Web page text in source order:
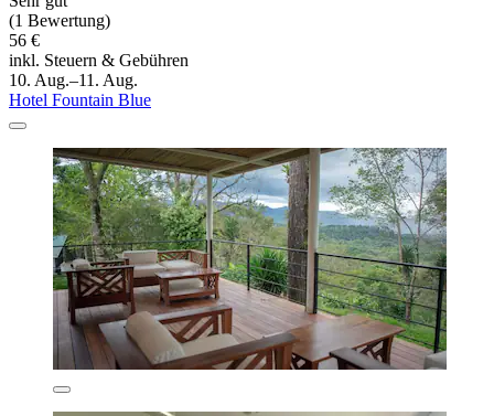
(1 Bewertung)
56 €
inkl. Steuern & Gebühren
10. Aug.–11. Aug.
Hotel Fountain Blue